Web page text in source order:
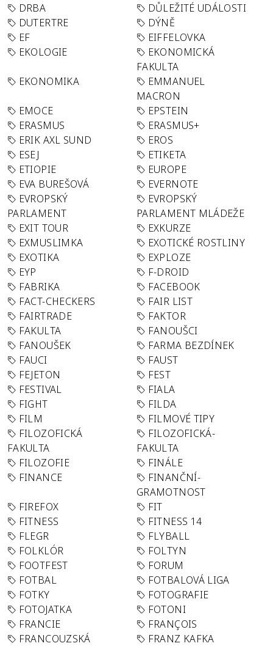
DRBA
DŮLEŽITÉ UDÁLOSTI
DUTERTRE
DÝNĚ
EF
EIFFELOVKA
EKOLOGIE
EKONOMICKÁ
FAKULTA
EKONOMIKA
EMMANUEL
MACRON
EMOCE
EPSTEIN
ERASMUS
ERASMUS+
ERIK AXL SUND
EROS
ESEJ
ETIKETA
ETIOPIE
EUROPE
EVA BUREŠOVÁ
EVERNOTE
EVROPSKÝ
PARLAMENT
EVROPSKÝ
PARLAMENT MLÁDEŽE
EXIT TOUR
EXKURZE
EXMUSLIMKA
EXOTICKÉ ROSTLINY
EXOTIKA
EXPLOZE
EYP
F-DROID
FABRIKA
FACEBOOK
FACT-CHECKERS
FAIR LIST
FAIRTRADE
FAKTOR
FAKULTA
FANOUŠCI
FANOUŠEK
FARMA BEZDÍNEK
FAUCI
FAUST
FEJETON
FEST
FESTIVAL
FIALA
FIGHT
FILDA
FILM
FILMOVÉ TIPY
FILOZOFICKÁ
FAKULTA
FILOZOFICKÁ-
FAKULTA
FILOZOFIE
FINÁLE
FINANCE
FINANČNÍ-
GRAMOTNOST
FIREFOX
FIT
FITNESS
FITNESS 14
FLEGR
FLYBALL
FOLKLÓR
FOLTYN
FOOTFEST
FORUM
FOTBAL
FOTBALOVÁ LIGA
FOTKY
FOTOGRAFIE
FOTOJATKA
FOTONI
FRANCIE
FRANÇOIS
FRANCOUZSKÁ
FRANZ KAFKA